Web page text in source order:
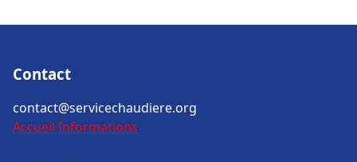
Contact
contact@servicechaudiere.org
Accueil Informations